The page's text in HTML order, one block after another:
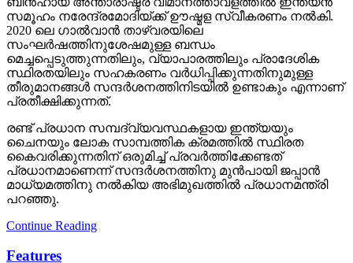
സമൂഹം നരേന്ദ്രമോദിയ്ക്ക് ഊഷ്മള സ്വീകരണം നൽകി.
2020 ലെ ഗാൽവാൻ താഴ്‌വരയിലെ
സംഘർഷത്തിനുശേഷമുള്ള ബന്ധം
മെച്ചപ്പെടുത്തുന്നതിലും, വ്യാപാരത്തിലും പ്രാദേശിക
സ്ഥിരതയിലും സഹകരണം വർധിപ്പിക്കുന്നതിനുമുള്ള
തീരുമാനങ്ങൾ സന്ദർശനത്തിനിടയിൽ ഉണ്ടാകും എന്നാണ്
പ്രതീക്ഷിക്കുന്നത്.
രണ്ട് പ്രധാന സമ്പദ്‌വ്യവസ്ഥകളായ ഇന്ത്യയും
ചൈനയും ലോക സാമ്പത്തിക ക്രമത്തിൽ സ്ഥിരത
കൈവരിക്കുന്നതിന് ഒരുമിച്ച് പ്രവർത്തിക്കേണ്ടത്
പ്രധാനമാണെന്ന് സന്ദർശനത്തിനു മുൻപായി ജപ്പാൻ
മാധ്യമത്തിനു നൽകിയ അഭിമുഖത്തിൽ പ്രധാനമന്ത്രി
പറഞ്ഞു.
Continue Reading
Features